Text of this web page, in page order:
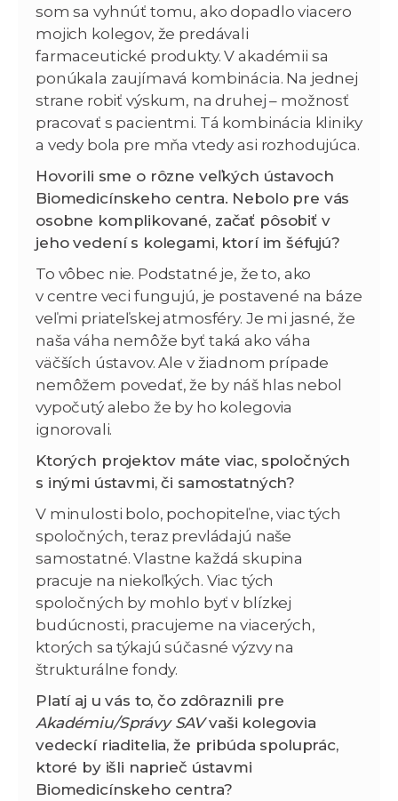
som sa vyhnúť tomu, ako dopadlo viacero
mojich kolegov, že predávali
farmaceutické produkty. V akadémii sa
ponúkala zaujímavá kombinácia. Na jednej
strane robiť výskum, na druhej – možnosť
pracovať s pacientmi. Tá kombinácia kliniky
a vedy bola pre mňa vtedy asi rozhodujúca.
Hovorili sme o rôzne veľkých ústavoch
Biomedicínskeho centra. Nebolo pre vás
osobne komplikované, začať pôsobiť v
jeho vedení s kolegami, ktorí im šéfujú?
To vôbec nie. Podstatné je, že to, ako
v centre veci fungujú, je postavené na báze
veľmi priateľskej atmosféry. Je mi jasné, že
naša váha nemôže byť taká ako váha
väčších ústavov. Ale v žiadnom prípade
nemôžem povedať, že by náš hlas nebol
vypočutý alebo že by ho kolegovia
ignorovali.
Ktorých projektov máte viac, spoločných
s inými ústavmi, či samostatných?
V minulosti bolo, pochopiteľne, viac tých
spoločných, teraz prevládajú naše
samostatné. Vlastne každá skupina
pracuje na niekoľkých. Viac tých
spoločných by mohlo byť v blízkej
budúcnosti, pracujeme na viacerých,
ktorých sa týkajú súčasné výzvy na
štrukturálne fondy.
Platí aj u vás to, čo zdôraznili pre
Akadémiu/Správy SAVvaši kolegovia
vedeckí riaditelia, že pribúda spoluprác,
ktoré by išli naprieč ústavmi
Biomedicínskeho centra?